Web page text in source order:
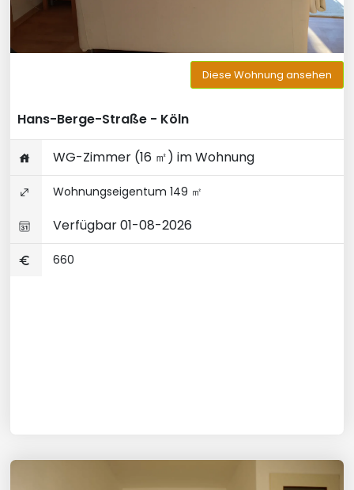
Diese Wohnung ansehen
Hans-Berge-Straße - Köln
WG-Zimmer (16 ㎡) im Wohnung
Wohnungseigentum 149 ㎡
Verfügbar 01-08-2026
660